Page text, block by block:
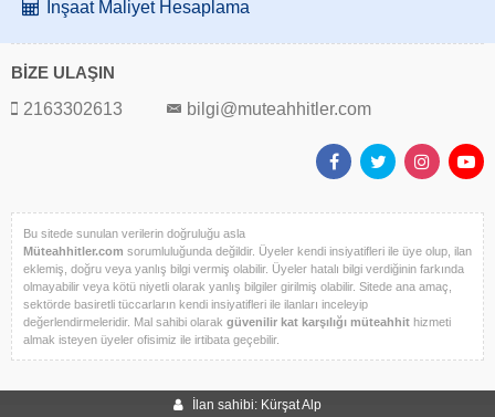
İlan sahibi: Kürşat Alp
İnşaat Maliyet Hesaplama
BİZE ULAŞIN
2163302613
bilgi@muteahhitler.com
Bu sitede sunulan verilerin doğruluğu asla
Müteahhitler.com sorumluluğunda değildir. Üyeler kendi insiyatifleri ile üye olup, ilan
eklemiş, doğru veya yanlış bilgi vermiş olabilir. Üyeler hatalı bilgi verdiğinin farkında
olmayabilir veya kötü niyetli olarak yanlış bilgiler girilmiş olabilir. Sitede ana amaç,
sektörde basiretli tüccarların kendi insiyatifleri ile ilanları inceleyip
değerlendirmeleridir. Mal sahibi olarak güvenilir kat karşılığı müteahhit hizmeti
almak isteyen üyeler ofisimiz ile irtibata geçebilir.